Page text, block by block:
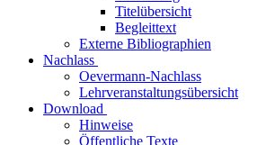
Titelübersicht
Begleittext
Externe Bibliographien
Nachlass
Oevermann-Nachlass
Lehrveranstaltungsübersicht
Download
Hinweise
Öffentliche Texte